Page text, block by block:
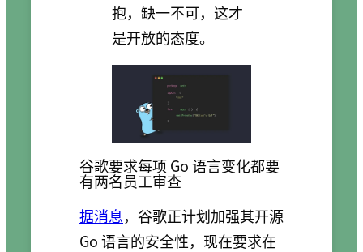
抱，缺一不可，这才
是开放的态度。
谷歌要求每项 Go 语言变化都要
有两名员工审查
据消息，谷歌正计划加强其开源
Go 语言的安全性，现在要求在